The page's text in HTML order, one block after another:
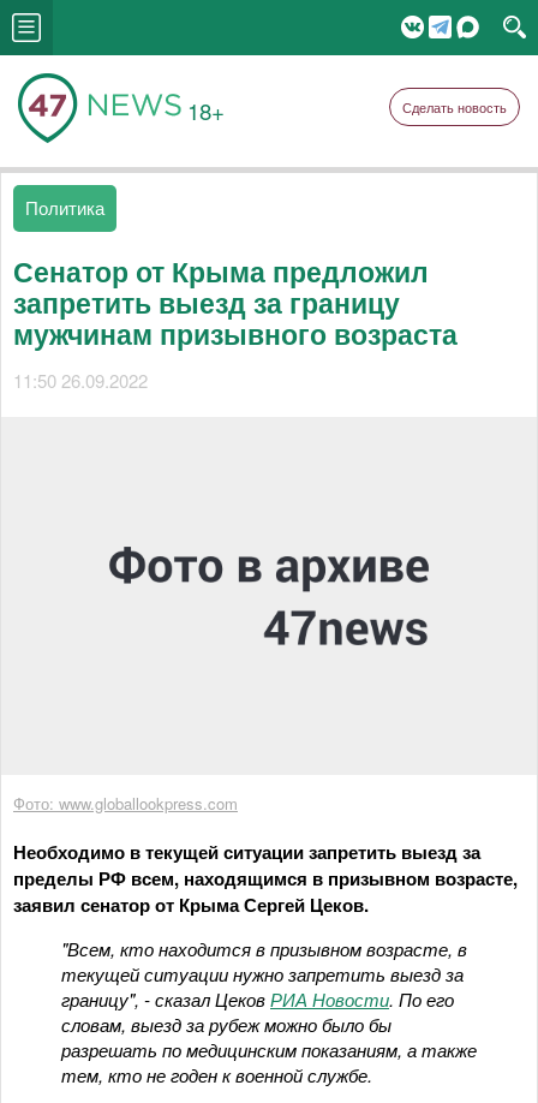
18+ Сделать новость
Политика
Сенатор от Крыма предложил
запретить выезд за границу
мужчинам призывного возраста
11:50 26.09.2022
Фото: www.globallookpress.com
Необходимо в текущей ситуации запретить выезд за
пределы РФ всем, находящимся в призывном возрасте,
заявил сенатор от Крыма Сергей Цеков.
"Всем, кто находится в призывном возрасте, в
текущей ситуации нужно запретить выезд за
границу", - сказал ЦековРИА Новости. По его
словам, выезд за рубеж можно было бы
разрешать по медицинским показаниям, а также
тем, кто не годен к военной службе.